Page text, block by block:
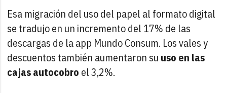
Esa migración del uso del papel al formato digital
se tradujo en un incremento del 17% de las
descargas de la app Mundo Consum. Los vales y
descuentos también aumentaron su uso en las
cajas autocobro el 3,2%.